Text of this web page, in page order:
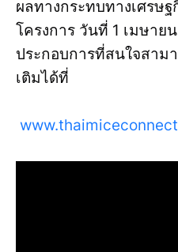
ผลทางกระทบทางเศรษ
โครงการ วันที่ 1 เมษาย
ประกอบการที่สนใจสาม
เติมได้ที่